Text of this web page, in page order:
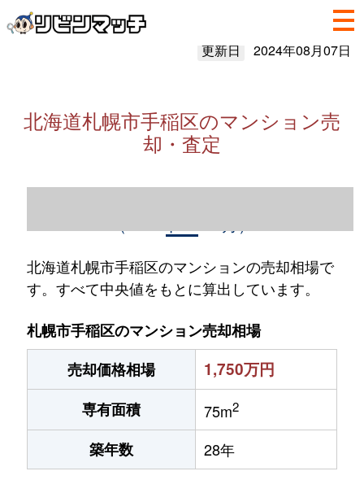
更新日 2024年08月07日
北海道札幌市手稲区のマンション売
却・査定
北海道札幌市手稲区のマンションの売却相場で
す。すべて中央値をもとに算出しています。
札幌市手稲区のマンション売却相場
売却価格相場
1,750万円
専有面積 75m2
築年数 28年